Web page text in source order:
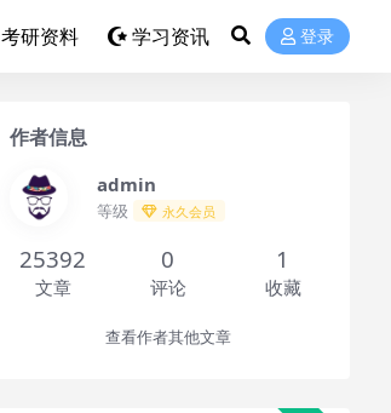
考研资料 学习资讯 登录
作者信息
admin
等级 永久会员
25392
文章
0
评论
1
收藏
查看作者其他文章